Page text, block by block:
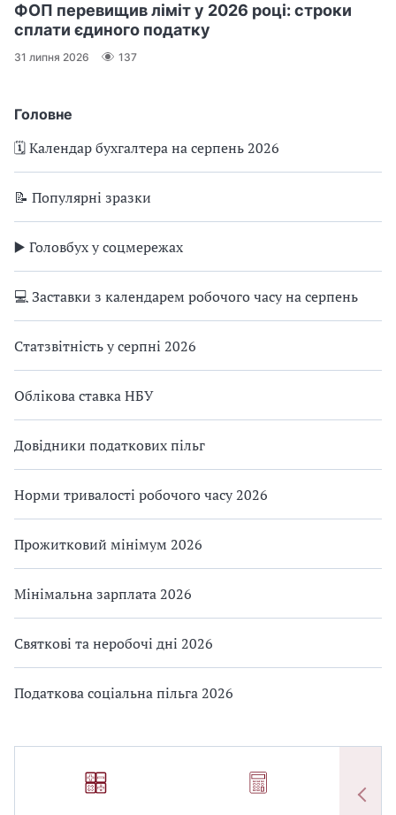
Головне
🗓️ Календар бухгалтера на серпень 2026
📝 Популярні зразки
▶️ Головбух у соцмережах
💻 Заставки з календарем робочого часу на серпень
Статзвітність у серпні 2026
Облікова ставка НБУ
Довідники податкових пільг
Норми тривалості робочого часу 2026
Прожитковий мінімум 2026
Мінімальна зарплата 2026
Святкові та неробочі дні 2026
Податкова соціальна пільга 2026
ФОП перевищив ліміт у 2026 році: строки
сплати єдиного податку
31 липня 2026 137